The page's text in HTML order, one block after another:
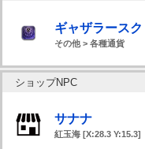
ギャザラース
その他 > 各種通貨
ショップNPC
サナナ
紅玉海 [X:28.3 Y:15.3]